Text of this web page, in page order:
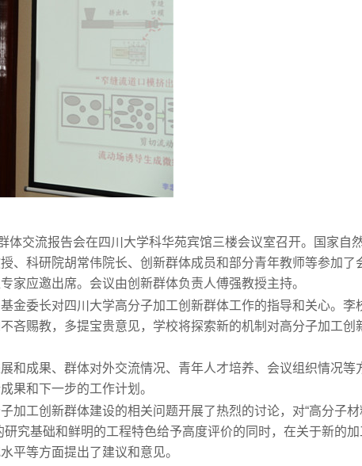
体交流报告会在四川大学科华苑宾馆三楼会议室召开。国家自
、科研院胡常伟院长、创新群体成员和部分青年教师等参加了
家应邀出席。会议由创新群体负责人傅强教授主持。
金委长对四川大学高分子加工创新群体工作的指导和关心。李
吝赐教，多提宝贵意见，学校将探索新的机制对高分子加工创
和成果、群体对外交流情况、青年人才培养、会议组织情况等
果和下一步的工作计划。
加工创新群体建设的相关问题开展了热烈的讨论，对“高分子材
究基础和鲜明的工程特色给予高度评价的同时，在关于新的加
平等方面提出了建议和意见。